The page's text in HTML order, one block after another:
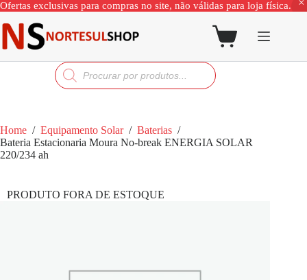
Ofertas exclusivas para compras no site, não válidas para loja física.
Home / Equipamento Solar / Baterias /
Bateria Estacionaria Moura No-break ENERGIA SOLAR
220/234 ah
PRODUTO FORA DE ESTOQUE